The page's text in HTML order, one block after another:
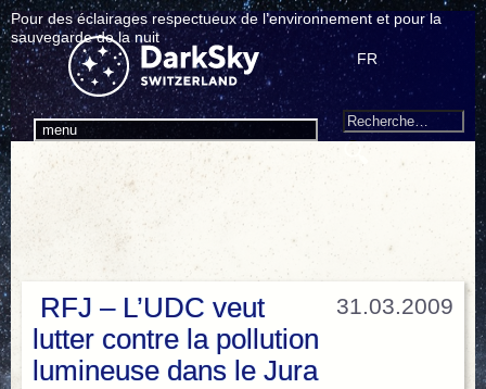
Pour des éclairages respectueux de l’environnement et pour la
sauvegarde de la nuit
menu
FR
Search
Recherche
31.03.2009
RFJ – L’UDC veut
lutter contre la pollution
lumineuse dans le Jura